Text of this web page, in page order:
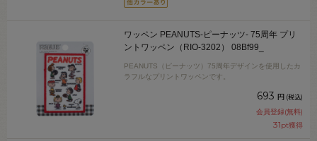
ワッペン PEANUTS-ピーナッツ- 75周年 プリ
ントワッペン（RIO-3202） 08Bf99_
PEANUTS（ピーナッツ）75周年デザインを使用したカ
ラフルなプリントワッペンです。
693 円 (税込)
会員登録(無料)
31pt獲得